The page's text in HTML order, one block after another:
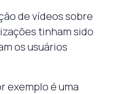
de vídeos sobre
tinham sido
os usuários
exemplo é uma